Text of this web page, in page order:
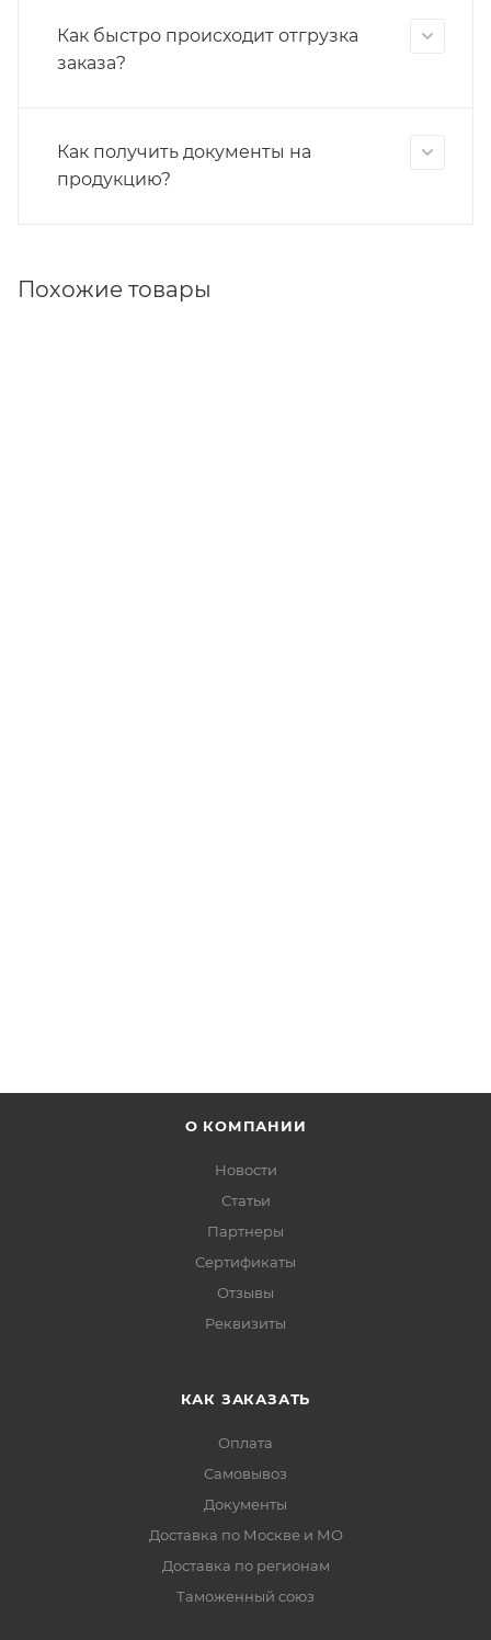
Как быстро происходит отгрузка
заказа?
Как получить документы на
продукцию?
Похожие товары
О КОМПАНИИ
Новости
Статьи
Партнеры
Сертификаты
Отзывы
Реквизиты
КАК ЗАКАЗАТЬ
Оплата
Самовывоз
Документы
Доставка по Москве и МО
Доставка по регионам
Таможенный союз